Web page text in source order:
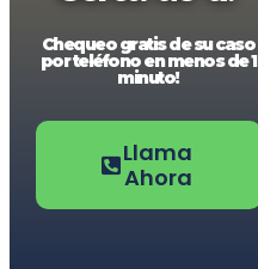
Chequeo gratis de su caso
por teléfono en menos de 1
minuto!
Llama
Ahora